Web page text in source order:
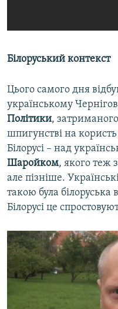
Білоруський контекст
Цього самого дня
українському
Політики,
шпигунстві на
Білорусі – над
Шаройком, якого теж
але пізніше.
такою була білоруська
Білорусі це